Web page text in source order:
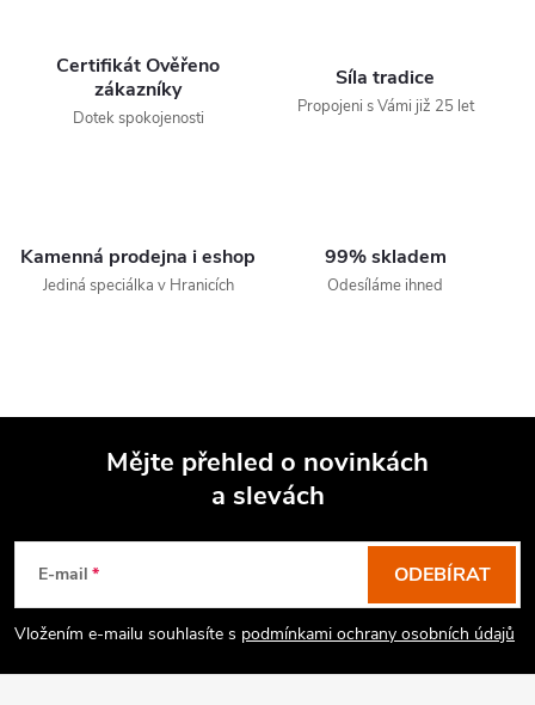
Certifikát Ověřeno
zákazníky
Dotek spokojenosti
Síla tradice
Propojeni s Vámi již 25 let
Kamenná prodejna i eshop
Jediná speciálka v Hranicích
99% skladem
Odesíláme ihned
Mějte přehled o novinkách
a slevách
E-mail
Vložením e-mailu souhlasíte s podmínkami ochrany osobních údajů
ODEBÍRAT